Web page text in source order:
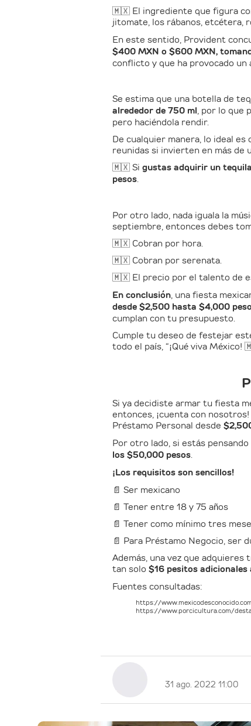
🇲🇽 El ingrediente que figura
jitomate, los rábanos, etcétera,
En este sentido, Provident
$400 MXN o $600 MXN,
conflicto y que ha provocado
Se estima que una botella de
alrededor de 750 ml, por lo que
pero haciéndola rendir.
De cualquier manera, lo ideal
reunidas si invierten en más de
🇲🇽 Si gustas adquirir un tequila
pesos.
Por otro lado, nada iguala la
septiembre, entonces debes
🇲🇽 Cobran por hora.
🇲🇽 Cobran por serenata.
🇲🇽 El precio por el talento de
En conclusión, una fiesta
desde $2,500 hasta $4,000
cumplan con tu presupuesto.
Cumple tu deseo de festejar
todo el país, “¡Qué viva México!
Si ya decidiste armar tu fiesta
entonces, ¡cuenta con nosotros!
Préstamo Personal desde
Por otro lado, si estás
los $50,000 pesos.
¡Los requisitos son sencillos!
📄 Ser mexicano
📄 Tener entre 18 y 75 años
📄 Tener como mínimo tres
📄 Para Préstamo Negocio, ser
Además, una vez que
tan solo $16 pesitos adicionales
Fuentes consultadas:
https://
https://www.porcicultura.com/
31 ago. 2022 11:00